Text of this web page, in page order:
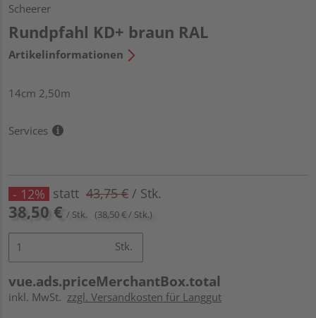
Scheerer
Rundpfahl KD+ braun RAL
Artikelinformationen
14cm 2,50m
Services
- 12% statt 43,75 € / Stk.
38,50 € / Stk. (38,50 € / Stk.)
Stk.
vue.ads.priceMerchantBox.total
inkl. MwSt. zzgl. Versandkosten für Langgut